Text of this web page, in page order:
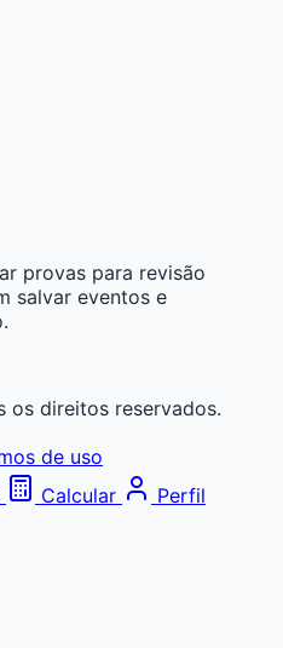
provas para revisão
salvar eventos e
direitos reservados.
de uso
Calcular Perfil